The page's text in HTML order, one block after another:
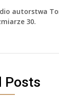
autorstwa
30.
Posts